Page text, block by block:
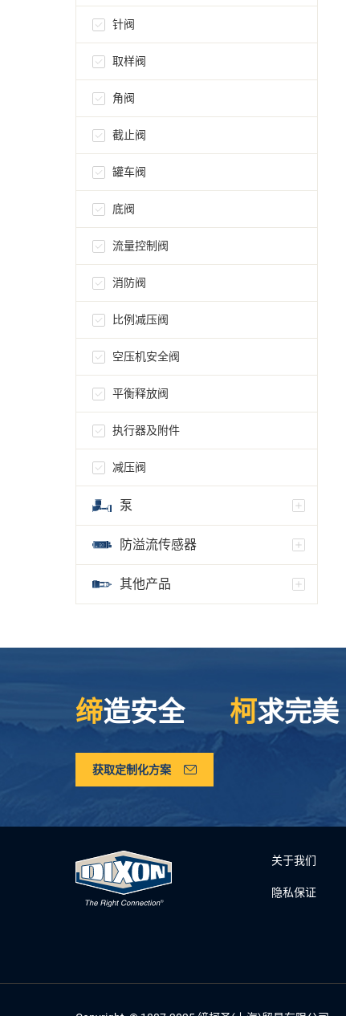
针阀
取样阀
角阀
截止阀
罐车阀
底阀
流量控制阀
消防阀
比例减压阀
空压机安全阀
平衡释放阀
执行器及附件
减压阀
泵
防溢流传感器
其他产品
缔造安全 柯求完美
获取定制化方案
关于我们
隐私保证